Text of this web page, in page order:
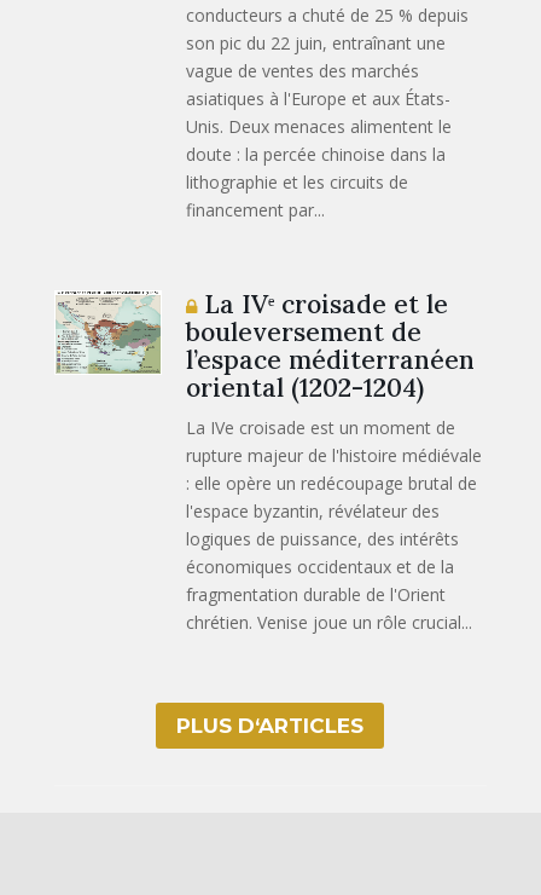
conducteurs a chuté de 25 % depuis
son pic du 22 juin, entraînant une
vague de ventes des marchés
asiatiques à l'Europe et aux États-
Unis. Deux menaces alimentent le
doute : la percée chinoise dans la
lithographie et les circuits de
financement par...
La IVᵉ croisade et le
bouleversement de
l’espace méditerranéen
oriental (1202-1204)
La IVe croisade est un moment de
rupture majeur de l'histoire médiévale
: elle opère un redécoupage brutal de
l'espace byzantin, révélateur des
logiques de puissance, des intérêts
économiques occidentaux et de la
fragmentation durable de l'Orient
chrétien. Venise joue un rôle crucial...
PLUS D‘ARTICLES